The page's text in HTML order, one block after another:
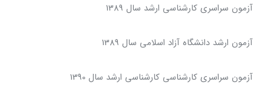
آزمون سراسری کارشناسی ارشد سال 1389
آزمون ارشد دانشگاه آزاد اسلامی سال 1389
آزمون سراسری کارشناسی کارشناسی ارشد سال 1390